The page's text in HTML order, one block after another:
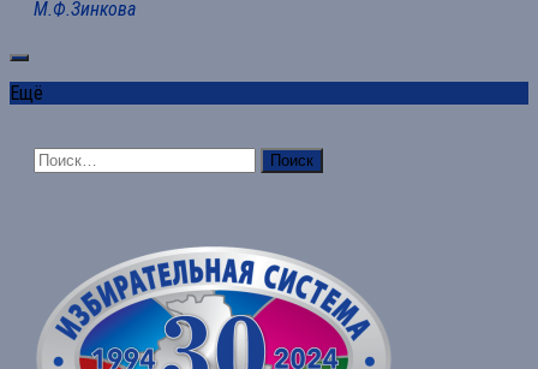
М.Ф.Зинкова
Ещё
Найти: